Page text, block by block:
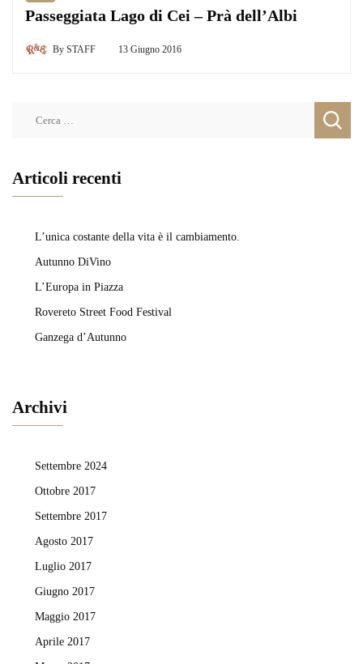
Passeggiata Lago di Cei – Prà dell’Albi
By STAFF 13 Giugno 2016
Articoli recenti
L’unica costante della vita è il cambiamento.
Autunno DiVino
L’Europa in Piazza
Rovereto Street Food Festival
Ganzega d’Autunno
Archivi
Settembre 2024
Ottobre 2017
Settembre 2017
Agosto 2017
Luglio 2017
Giugno 2017
Maggio 2017
Aprile 2017